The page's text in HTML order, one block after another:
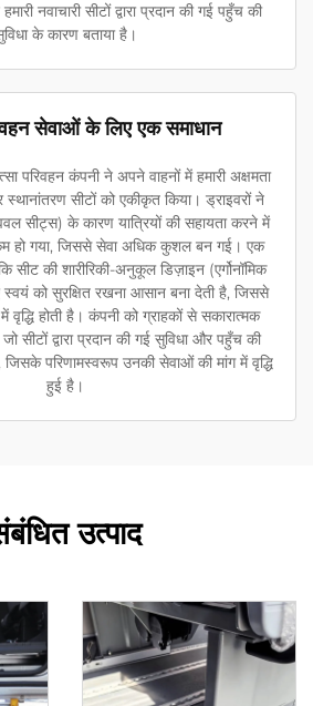
नवाचारी सीटों द्वारा प्रदान की गई पहुँच की
के कारण बताया है।
सेवाओं के लिए एक समाधान
परिवहन कंपनी ने अपने वाहनों में हमारी अक्षमता
स्थानांतरण सीटों को एकीकृत किया। ड्राइवरों ने
सीट्स) के कारण यात्रियों की सहायता करने में
हो गया, जिससे सेवा अधिक कुशल बन गई। एक
सीट की शारीरिकी-अनुकूल डिज़ाइन (एर्गोनॉमिक
स्वयं को सुरक्षित रखना आसान बना देती है, जिससे
वृद्धि होती है। कंपनी को ग्राहकों से सकारात्मक
सीटों द्वारा प्रदान की गई सुविधा और पहुँच की
जिसके परिणामस्वरूप उनकी सेवाओं की मांग में वृद्धि
हुई है।
उत्पाद